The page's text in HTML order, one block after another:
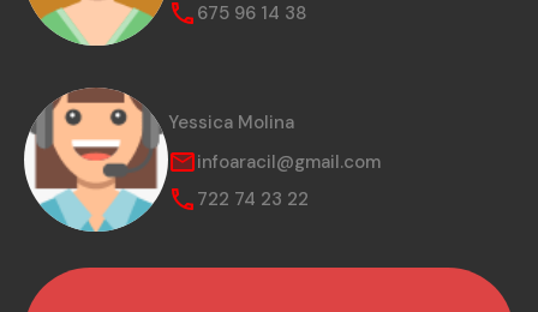
675 96 14 38
Yessica Molina
infoaracil@gmail.com
722 74 23 22